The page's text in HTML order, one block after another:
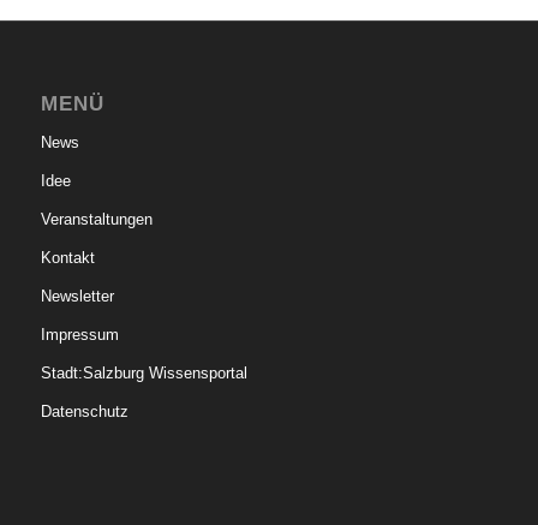
MENÜ
News
Idee
Veranstaltungen
Kontakt
Newsletter
Impressum
Stadt:Salzburg Wissensportal
Datenschutz